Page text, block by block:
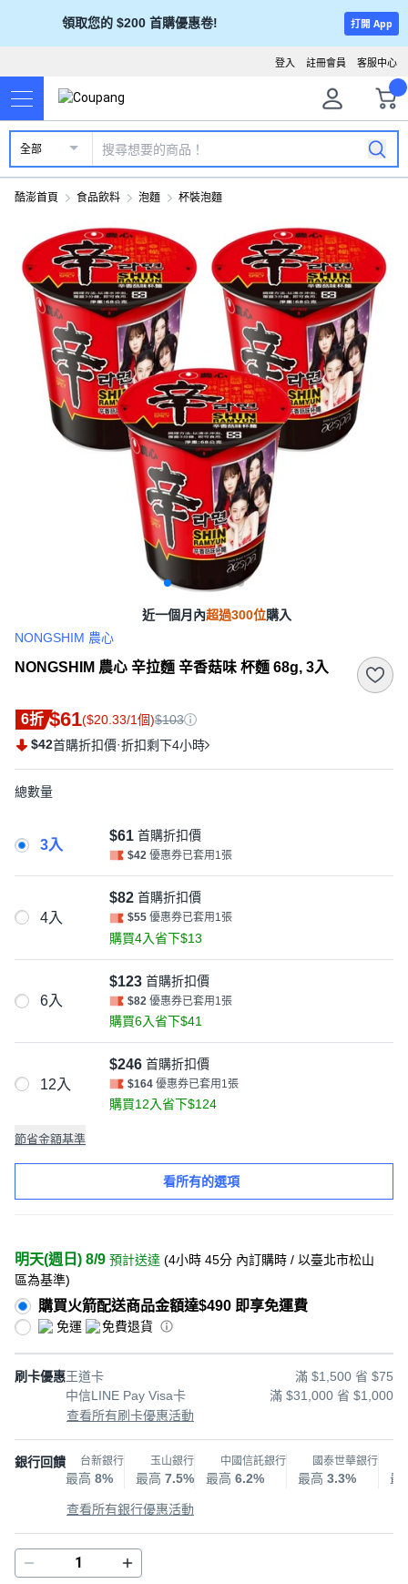
領取您的 $200 首購優惠卷! 打開 App
客服中心
註冊會員
登入
全部
酷澎首頁 食品飲料 泡麵 杯裝泡麵
近一個月內超過300位購入
NONGSHIM 農心
NONGSHIM 農心 辛拉麵 辛香菇味 杯麵 68g, 3入
6折 $61($20.33/1個)$103
$42首購折扣價·折扣剩下4小時
總數量
3入
$61 首購折扣價
$42 優惠券已套用1張
4入
$82 首購折扣價
$55 優惠券已套用1張
購買4入省下$13
6入
$123 首購折扣價
$82 優惠券已套用1張
購買6入省下$41
12入
$246 首購折扣價
$164 優惠券已套用1張
購買12入省下$124
節省金額基準
看所有的選項
明天(週日) 8/9 預計送達 (4小時 45分 內訂購時 / 以臺北市松山
區為基準)
購買火箭配送商品金額達$490 即享免運費
免運 免費退貨
刷卡優惠王道卡
滿 $1,500 省 $75
中信LINE Pay Visa卡
滿 $31,000 省 $1,000
查看所有刷卡優惠活動
銀行回饋 台新銀行
最高 8%
玉山銀行
最高 7.5%
中國信託銀行
最高 6.2%
國泰世華銀行
最高 3.3% 最
查看所有銀行優惠活動